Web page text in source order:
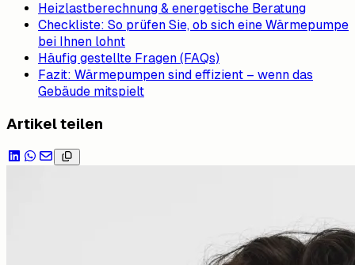
Heizlastberechnung & energetische Beratung
Checkliste: So prüfen Sie, ob sich eine Wärmepumpe
bei Ihnen lohnt
Häufig gestellte Fragen (FAQs)
Fazit: Wärmepumpen sind effizient – wenn das
Gebäude mitspielt
Artikel teilen